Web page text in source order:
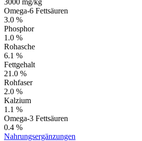
Omega-6 Fettsäuren
3.0 %
Phosphor
1.0 %
Rohasche
6.1 %
Fettgehalt
21.0 %
Rohfaser
2.0 %
Kalzium
1.1 %
Omega-3 Fettsäuren
0.4 %
Nahrungsergänzungen